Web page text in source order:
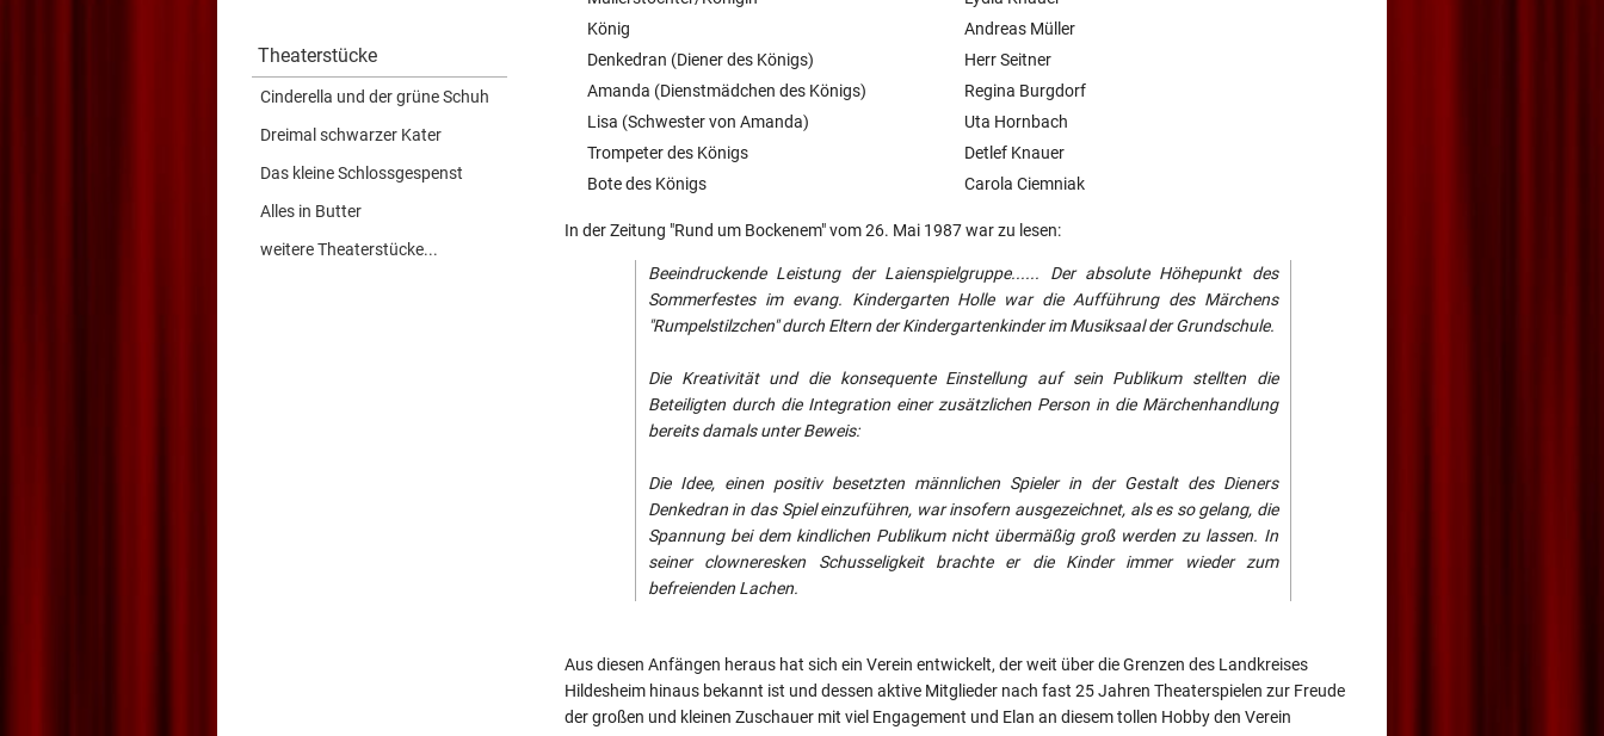
Theaterstücke
Cinderella und der grüne Schuh
Dreimal schwarzer Kater
Das kleine Schlossgespenst
Alles in Butter
weitere Theaterstücke...
König
Andreas Müller
Denkedran (Diener des Königs)
Herr Seitner
Amanda (Dienstmädchen des Königs)
Regina Burgdorf
Lisa (Schwester von Amanda)
Uta Hornbach
Trompeter des Königs
Detlef Knauer
Bote des Königs
Carola Ciemniak
In der Zeitung "Rund um Bockenem" vom 26. Mai 1987 war zu lesen:
Beeindruckende Leistung der Laienspielgruppe...... Der absolute Höhepunkt des
Sommerfestes im evang. Kindergarten Holle war die Aufführung des Märchens
"Rumpelstilzchen" durch Eltern der Kindergartenkinder im Musiksaal der Grundschule.
Die Kreativität und die konsequente Einstellung auf sein Publikum stellten die
Beteiligten durch die Integration einer zusätzlichen Person in die Märchenhandlung
bereits damals unter Beweis:
Die Idee, einen positiv besetzten männlichen Spieler in der Gestalt des Dieners
Denkedran in das Spiel einzuführen, war insofern ausgezeichnet, als es so gelang, die
Spannung bei dem kindlichen Publikum nicht übermäßig groß werden zu lassen. In
seiner clowneresken Schusseligkeit brachte er die Kinder immer wieder zum
befreienden Lachen.
Aus diesen Anfängen heraus hat sich ein Verein entwickelt, der weit über die Grenzen des Landkreises
Hildesheim hinaus bekannt ist und dessen aktive Mitglieder nach fast 25 Jahren Theaterspielen zur Freude
der großen und kleinen Zuschauer mit viel Engagement und Elan an diesem tollen Hobby den Verein